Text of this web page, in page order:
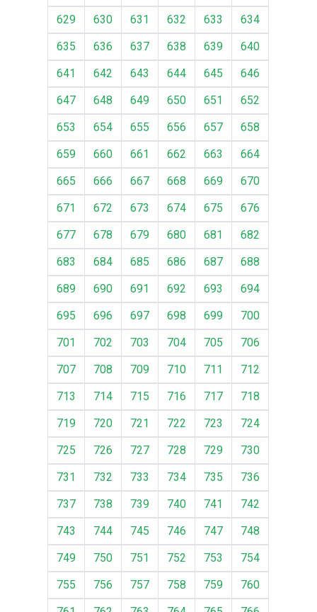
629
630 631 632 633
634
635
636 637 638 639
640
641
642 643 644 645
646
647
648 649 650 651
652
653
654 655 656 657
658
659
660 661 662 663
664
665
666 667 668 669
670
671
672 673 674 675
676
677
678 679 680 681
682
683
684 685 686 687
688
689
690 691 692 693
694
695
696 697 698 699
700
701
702 703 704 705
706
707
708 709 710 711
712
713
714 715 716 717
718
719
720 721 722 723
724
725
726 727 728 729
730
731
732 733 734 735
736
737
738 739 740 741
742
743
744 745 746 747
748
749
750 751 752 753
754
755
756 757 758 759
760